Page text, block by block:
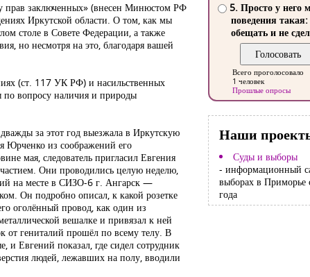
прав заключенных» (внесен Минюстом РФ
Иркутской области. О том, как мы
столе в Совете Федерации, а также
но несмотря на это, благодаря вашей
(ст. 117 УК РФ) и насильственных
по вопросу наличия и природы
за этот год выезжала в Иркутскую
Юрченко из соображений его
мая, следователь пригласил Евгения
Они проводились целую неделю,
на месте в СИЗО-6 г. Ангарск —
Он подробно описал, к какой розетке
оголённый провод, как один из
вешалке и привязал к ней
от гениталий прошёл по всему телу. В
и Евгений показал, где сидел сотрудник
людей, лежавших на полу, вводили
5. Просто у него
поведения такая:
обещать и не
Всего проголосовало
1 человек
Прошлые опросы
Наши
Суды и выборы
- информационный
выборах в Приморье
года